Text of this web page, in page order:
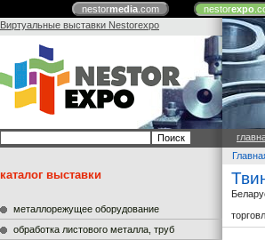
nestormedia.com nestorexpo
Виртуальные выставки Nestorexpo
каталог выставки
металлорежущее оборудование
обработка листового металла, труб